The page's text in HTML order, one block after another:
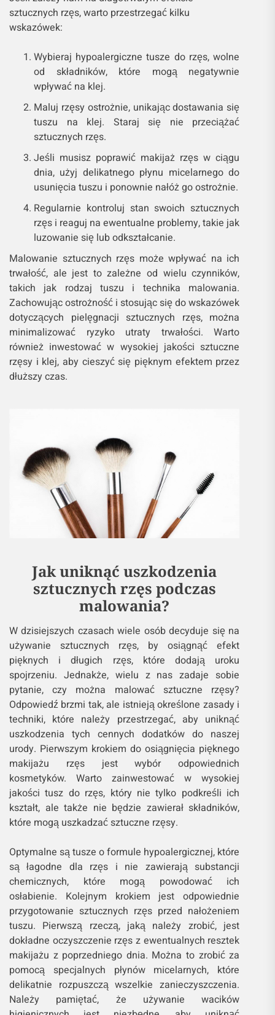
sztucznych rzęs, warto przestrzegać kilku
wskazówek:
Wybieraj hypoalergiczne tusze do rzęs, wolne
od składników, które mogą negatywnie
wpływać na klej.
Maluj rzęsy ostrożnie, unikając dostawania się
tuszu na klej. Staraj się nie przeciążać
sztucznych rzęs.
Jeśli musisz poprawić makijaż rzęs w ciągu
dnia, użyj delikatnego płynu micelarnego do
usunięcia tuszu i ponownie nałóż go ostrożnie.
Regularnie kontroluj stan swoich sztucznych
rzęs i reaguj na ewentualne problemy, takie jak
luzowanie się lub odkształcanie.
Malowanie sztucznych rzęs może wpływać na ich
trwałość, ale jest to zależne od wielu czynników,
takich jak rodzaj tuszu i technika malowania.
Zachowując ostrożność i stosując się do wskazówek
dotyczących pielęgnacji sztucznych rzęs, można
minimalizować ryzyko utraty trwałości. Warto
również inwestować w wysokiej jakości sztuczne
rzęsy i klej, aby cieszyć się pięknym efektem przez
dłuższy czas.
Jak uniknąć uszkodzenia
sztucznych rzęs podczas
malowania?
W dzisiejszych czasach wiele osób decyduje się na
używanie sztucznych rzęs, by osiągnąć efekt
pięknych i długich rzęs, które dodają uroku
spojrzeniu. Jednakże, wielu z nas zadaje sobie
pytanie, czy można malować sztuczne rzęsy?
Odpowiedź brzmi tak, ale istnieją określone zasady i
techniki, które należy przestrzegać, aby uniknąć
uszkodzenia tych cennych dodatków do naszej
urody. Pierwszym krokiem do osiągnięcia pięknego
makijażu rzęs jest wybór odpowiednich
kosmetyków. Warto zainwestować w wysokiej
jakości tusz do rzęs, który nie tylko podkreśli ich
kształt, ale także nie będzie zawierał składników,
które mogą uszkadzać sztuczne rzęsy.
Optymalne są tusze o formule hypoalergicznej, które
są łagodne dla rzęs i nie zawierają substancji
chemicznych, które mogą powodować ich
osłabienie. Kolejnym krokiem jest odpowiednie
przygotowanie sztucznych rzęs przed nałożeniem
tuszu. Pierwszą rzeczą, jaką należy zrobić, jest
dokładne oczyszczenie rzęs z ewentualnych resztek
makijażu z poprzedniego dnia. Można to zrobić za
pomocą specjalnych płynów micelarnych, które
delikatnie rozpuszczą wszelkie zanieczyszczenia.
Należy pamiętać, że używanie wacików